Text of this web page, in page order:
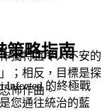
獨特且令人不安的
；相反，目標是探
怖作曲。
策略指南
Infected 的終極戰
您通往統治的藍